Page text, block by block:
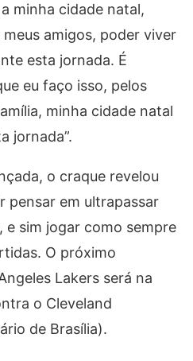
minha cidade natal,
amigos, poder viver
esta jornada. É
eu faço isso, pelos
minha cidade natal
jornada”.
o craque revelou
pensar em ultrapassar
e sim jogar como sempre
O próximo
Lakers será na
o Cleveland
de Brasília).